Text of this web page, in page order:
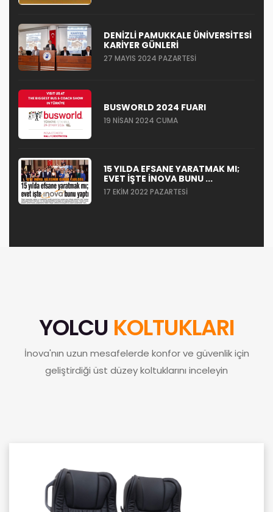
DENIZLI PAMUKKALE ÜNIVERSITESI
KARIYER GÜNLERI
27 MAYIS 2024 PAZARTESI
BUSWORLD 2024 FUARI
19 NISAN 2024 CUMA
15 YILDA EFSANE YARATMAK MI;
EVET IŞTE İNOVA BUNU ...
17 EKIM 2022 PAZARTESI
YOLCU KOLTUKLARI
İnova'nın uzun mesafelerde konfor ve güvenlik için
geliştirdiği üst düzey koltuklarını inceleyin